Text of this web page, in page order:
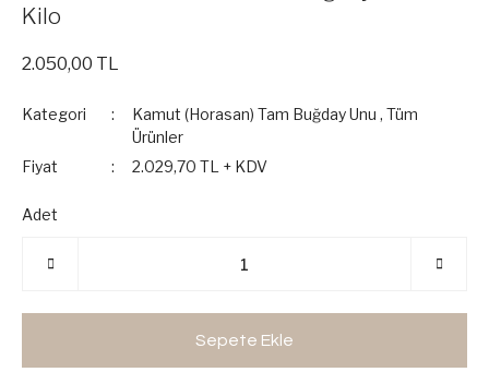
Kilo
2.050,00 TL
Kategori Kamut (Horasan) Tam Buğday Unu , Tüm
Ürünler
Fiyat
2.029,70 TL + KDV
Adet
Sepete Ekle